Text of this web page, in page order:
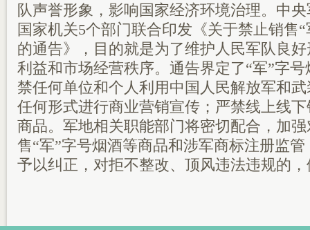
队声誉形象，影响国家经济环境治理。中
国家机关5个部门联合印发《关于禁止销售
的通告》，目的就是为了维护人民军队良
利益和市场经营秩序。通告界定了“军”字
禁任何单位和个人利用中国人民解放军和
任何形式进行商业营销宣传；严禁线上线
商品。军地相关职能部门将密切配合，加
售“军”字号烟酒等商品和涉军商标注册监
予以纠正，对拒不整改、顶风违法违规的